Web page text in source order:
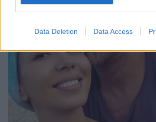
Data Deletion Data Access